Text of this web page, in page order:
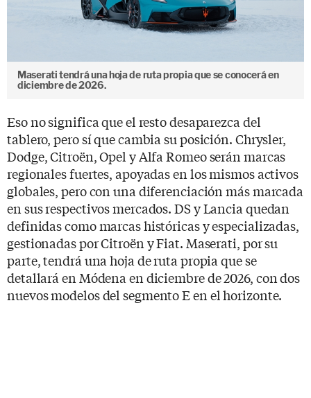
Maserati tendrá una hoja de ruta propia que se conocerá en
diciembre de 2026.
Eso no significa que el resto desaparezca del
tablero, pero sí que cambia su posición. Chrysler,
Dodge, Citroën, Opel y Alfa Romeo serán marcas
regionales fuertes, apoyadas en los mismos activos
globales, pero con una diferenciación más marcada
en sus respectivos mercados. DS y Lancia quedan
definidas como marcas históricas y especializadas,
gestionadas por Citroën y Fiat. Maserati, por su
parte, tendrá una hoja de ruta propia que se
detallará en Módena en diciembre de 2026, con dos
nuevos modelos del segmento E en el horizonte.